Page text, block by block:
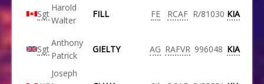
Sgt
Harold
Walter
FILL FE RCAF R/81030 KIA
Sgt
Anthony
Patrick
GIELTY AG RAFVR 996048 KIA
Joseph